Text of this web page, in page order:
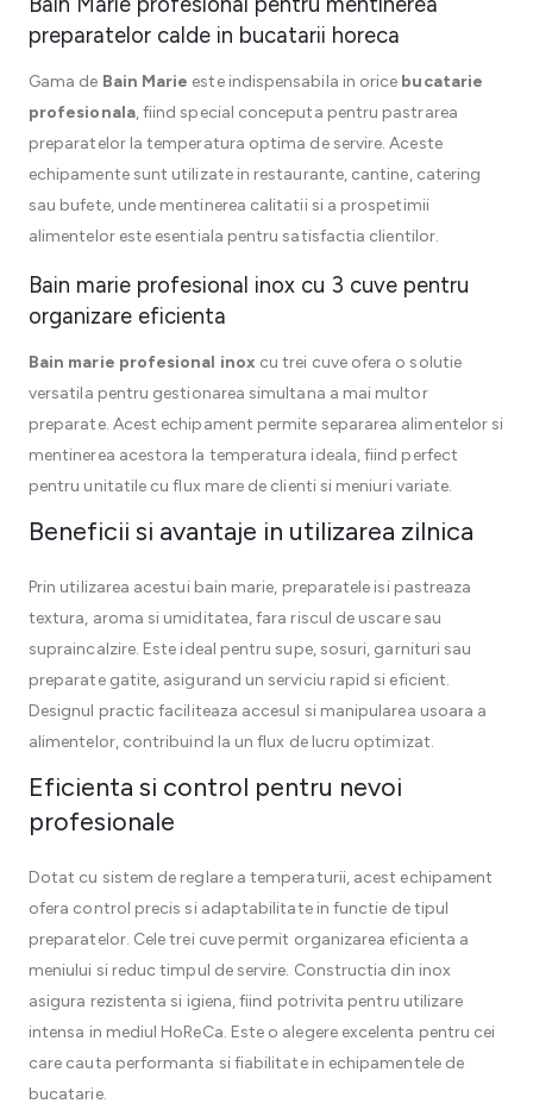
preparatelor calde in bucatarii horeca
Gama de Bain Marie este indispensabila in orice bucatarie
profesionala, fiind special conceputa pentru pastrarea
preparatelor la temperatura optima de servire. Aceste
echipamente sunt utilizate in restaurante, cantine, catering
sau bufete, unde mentinerea calitatii si a prospetimii
alimentelor este esentiala pentru satisfactia clientilor.
Bain marie profesional inox cu 3 cuve pentru
organizare eficienta
Bain marie profesional inox cu trei cuve ofera o solutie
versatila pentru gestionarea simultana a mai multor
preparate. Acest echipament permite separarea alimentelor si
mentinerea acestora la temperatura ideala, fiind perfect
pentru unitatile cu flux mare de clienti si meniuri variate.
Beneficii si avantaje in utilizarea zilnica
Prin utilizarea acestui bain marie, preparatele isi pastreaza
textura, aroma si umiditatea, fara riscul de uscare sau
supraincalzire. Este ideal pentru supe, sosuri, garnituri sau
preparate gatite, asigurand un serviciu rapid si eficient.
Designul practic faciliteaza accesul si manipularea usoara a
alimentelor, contribuind la un flux de lucru optimizat.
Eficienta si control pentru nevoi
profesionale
Dotat cu sistem de reglare a temperaturii, acest echipament
ofera control precis si adaptabilitate in functie de tipul
preparatelor. Cele trei cuve permit organizarea eficienta a
meniului si reduc timpul de servire. Constructia din inox
asigura rezistenta si igiena, fiind potrivita pentru utilizare
intensa in mediul HoReCa. Este o alegere excelenta pentru cei
care cauta performanta si fiabilitate in echipamentele de
bucatarie.